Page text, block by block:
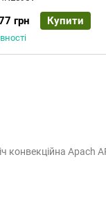
грн Купити